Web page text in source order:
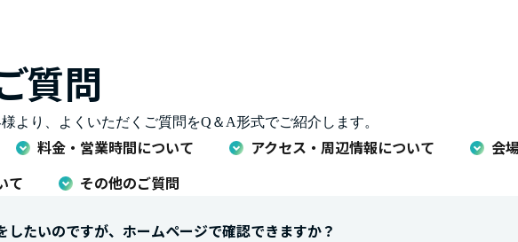
質問
より、よくいただくご質問をQ＆A形式でご紹介します。
料金・営業時間について アクセス・周辺情報について
会
て
その他のご質問
したいのですが、ホームページで確認できますか？